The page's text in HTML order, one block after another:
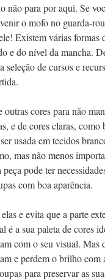
não para por aqui. Se
o mofo no guarda-
Existem várias formas
e do nível da mancha.
de cursos e
cores para não
e de cores claras, como
usada em tecidos
mas não menos
pode ter
com boa aparência.
e evita que a parte
é a sua paleta de cores
com o seu visual. Mas
e perdem o brilho com
para preservar as